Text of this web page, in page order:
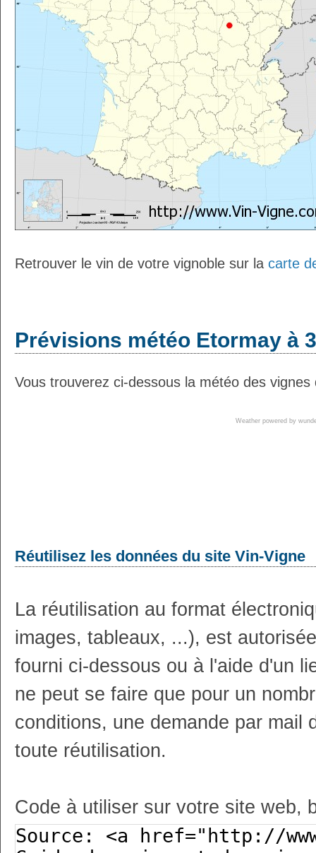
Retrouver le vin de votre vignoble sur la carte
Prévisions météo Etormay à
Vous trouverez ci-dessous la météo des
Weather powered by
Réutilisez les données du site Vin-Vigne
La réutilisation au format
images, tableaux, ...), est
fourni ci-dessous ou à l'aide d'un
ne peut se faire que pour un
conditions, une demande par mail
toute réutilisation.
Code à utiliser sur votre site web,